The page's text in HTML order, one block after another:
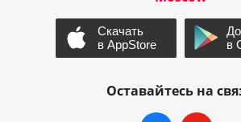
Оставайтесь на